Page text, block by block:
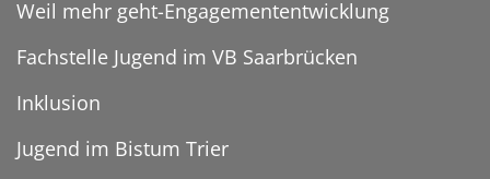
Weil mehr geht-Engagemententwicklung
Fachstelle Jugend im VB Saarbrücken
Inklusion
Jugend im Bistum Trier